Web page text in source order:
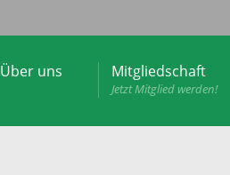
Über uns Mitgliedschaft
Jetzt Mitglied werden!